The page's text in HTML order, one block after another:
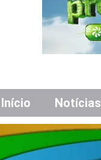
Início Notícias